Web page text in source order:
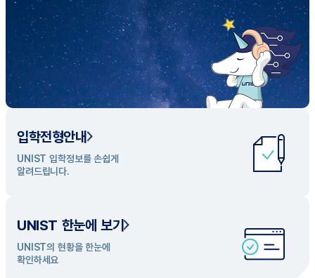
새내기학부에서
전공탐색 프로그램을 통해 나에게 맞는 최
적의 전공을 찾아보세요.
전공탐색 가이드 바로가기
UNIST 학과 소개
UNIST의 개성있는 학과들을
탐색해 보세요
입학전형안내
UNIST 입학정보를 손쉽게
알려드립니다.
UNIST 한눈에 보기
UNIST의 현황을 한눈에
확인하세요